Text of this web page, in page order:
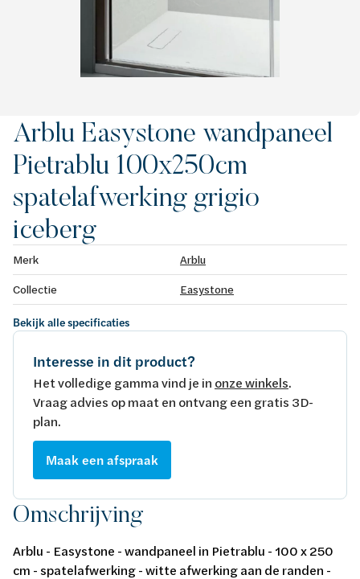
Arblu Easystone wandpaneel
Pietrablu 100x250cm
spatelafwerking grigio
iceberg
Merk
Arblu
Collectie
Easystone
Bekijk alle specificaties
Interesse in dit product?
Het volledige gamma vind je in onze winkels.
Vraag advies op maat en ontvang een gratis 3D-
plan.
Maak een afspraak
Omschrijving
Arblu - Easystone - wandpaneel in Pietrablu - 100 x 250
cm - spatelafwerking - witte afwerking aan de randen -